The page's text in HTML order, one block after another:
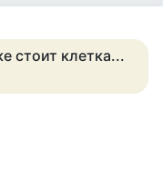
стоит клетка...